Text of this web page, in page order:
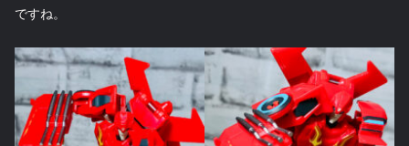
ですね。